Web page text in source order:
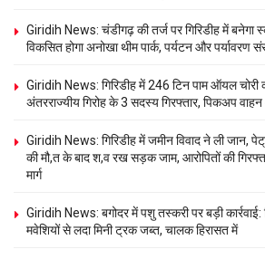
Giridih News: चंडीगढ़ की तर्ज पर गिरिडीह में बनेगा
विकसित होगा अनोखा थीम पार्क, पर्यटन और पर्यावरण
Giridih News: गिरिडीह में 246 टिन पाम ऑयल चोरी
अंतरराज्यीय गिरोह के 3 सदस्य गिरफ्तार, पिकअप वाहन
Giridih News: गिरिडीह में जमीन विवाद ने ली जान,
की मौ,त के बाद श,व रख सड़क जाम, आरोपितों की
मार्ग
Giridih News: बगोदर में पशु तस्करी पर बड़ी कार्रवाई:
मवेशियों से लदा मिनी ट्रक जब्त, चालक हिरासत में